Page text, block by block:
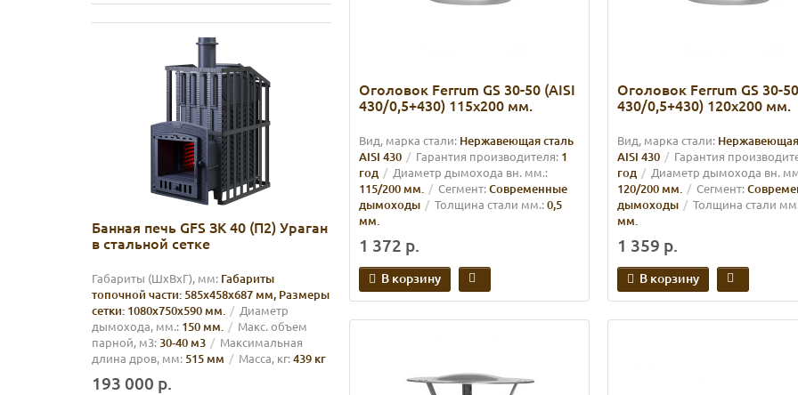
Банная печь GFS ЗК 40 (П2) Ураган
в стальной сетке
Габариты (ШхВхГ), мм: Габариты
топочной части: 585х458х687 мм, Размеры
сетки: 1080х750х590 мм.
Диаметр
дымохода, мм.: 150 мм.
Макс. объем
парной, м3:30-40 м3
Максимальная
длина дров, мм:515 мм Масса, кг:439 кг
193 000 р.
Оголовок Ferrum GS 30-50 (AISI
430/0,5+430) 115х200 мм.
Вид, марка стали: Нержавеющая сталь
AISI 430
Гарантия производителя: 1
год
Диаметр дымохода вн. мм.:
115/200 мм. Сегмент:Современные
дымоходы
Толщина стали мм.:0,5
мм.
1 372 р.
В корзину
Оголовок Ferrum GS 30-
430/0,5+430) 120х200 мм.
Вид, марка стали: Нержавеющая
AISI 430
Гарантия
год
Диаметр дымохода вн.
120/200 мм. Сегмент:
дымоходы
Толщина стали
мм.
1 359 р.
В корзину